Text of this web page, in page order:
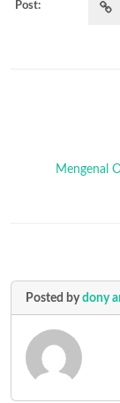
Post:
Mengenal
Posted bydony